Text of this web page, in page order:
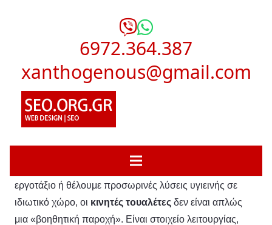
6972.364.387
xanthogenous@gmail.com
Όταν οργανώνουμε μια εκδήλωση, στήνουμε ένα
εργοτάξιο ή θέλουμε προσωρινές λύσεις υγιεινής σε
ιδιωτικό χώρο, οι κινητές τουαλέτες δεν είναι απλώς
μια «βοηθητική παροχή». Είναι στοιχείο λειτουργίας,